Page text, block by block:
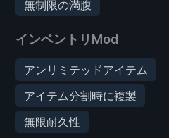
無制限の満腹
インベントリMod
アンリミテッドアイテム
アイテム分割時に複製
無限耐久性